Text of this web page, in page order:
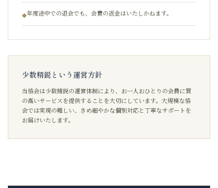
◆年度途中での退会でも、会費の返金はいたしかねます。
少数精鋭という運営方針
当協会は少数精鋭の運営体制により、お一人おひとりの会員に質
の高いサービスを提供することを大切にしています。大規模な協
会では実現の難しい、きめ細やかな個別対応と丁寧なサポートを
お届けいたします。